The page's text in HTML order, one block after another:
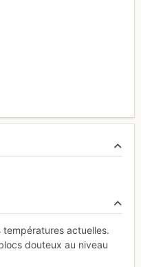
actuelles.
douteux au niveau